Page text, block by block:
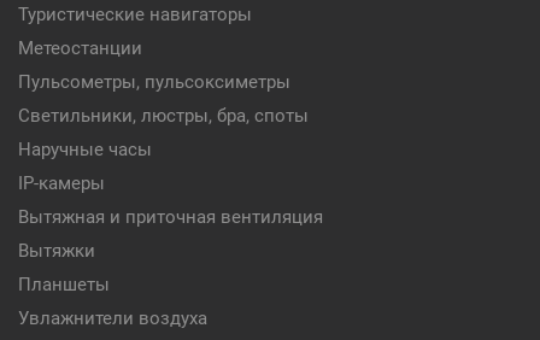
Туристические навигаторы
Метеостанции
Пульсометры, пульсоксиметры
Светильники, люстры, бра, споты
Наручные часы
IP-камеры
Вытяжная и приточная вентиляция
Вытяжки
Планшеты
Увлажнители воздуха